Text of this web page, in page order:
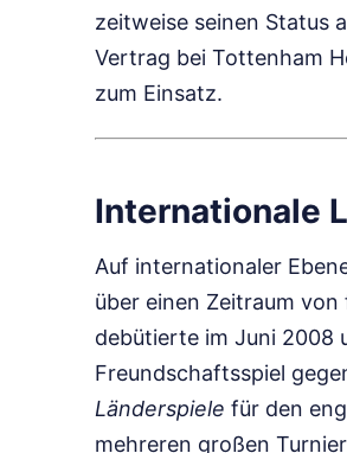
zeitweise seinen Status
Vertrag bei Tottenham
zum Einsatz.
Internationale
Auf internationaler
über einen Zeitraum
debütierte im Juni 2008
Freundschaftsspiel
Länderspiele für den
mehreren großen